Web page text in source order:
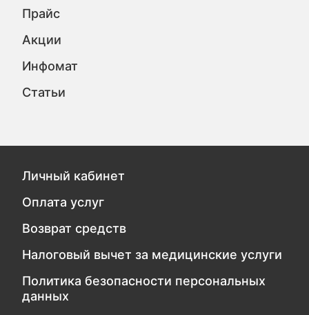
Прайс
Акции
Инфомат
Статьи
Личный кабинет
Оплата услуг
Возврат средств
Налоговый вычет за медицинские услуги
Политика безопасности персональных
данных